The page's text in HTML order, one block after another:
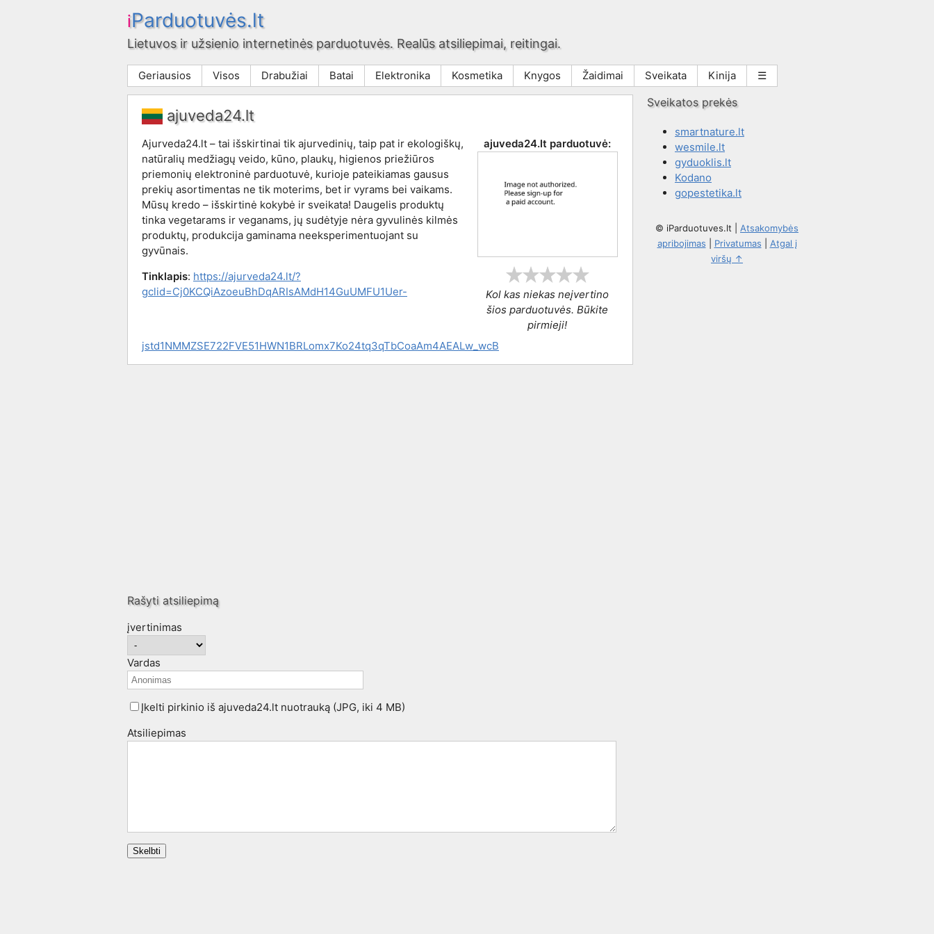
iParduotuvės.lt
Lietuvos ir užsienio internetinės parduotuvės. Realūs atsiliepimai, reitingai.
Geriausios Visos Drabužiai Batai Elektronika Kosmetika Knygos Žaidimai Sveikata Kinija ☰
ajuveda24.lt
ajuveda24.lt parduotuvė:
Kol kas niekas neįvertino
šios parduotuvės. Būkite
pirmieji!
Ajurveda24.lt – tai išskirtinai tik ajurvedinių, taip pat ir ekologiškų,
natūralių medžiagų veido, kūno, plaukų, higienos priežiūros
priemonių elektroninė parduotuvė, kurioje pateikiamas gausus
prekių asortimentas ne tik moterims, bet ir vyrams bei vaikams.
Mūsų kredo – išskirtinė kokybė ir sveikata! Daugelis produktų
tinka vegetarams ir veganams, jų sudėtyje nėra gyvulinės kilmės
produktų, produkcija gaminama neeksperimentuojant su
gyvūnais.
Tinklapis: https://ajurveda24.lt/?
gclid=Cj0KCQiAzoeuBhDqARIsAMdH14GuUMFU1Uer-
jstd1NMMZSE722FVE51HWN1BRLomx7Ko24tq3qTbCoaAm4AEALw_wcB
Rašyti atsiliepimą
įvertinimas
Vardas
Įkelti pirkinio iš ajuveda24.lt nuotrauką (JPG, iki 4 MB)
Atsiliepimas
Sveikatos prekės
smartnature.lt
wesmile.lt
gyduoklis.lt
Kodano
gopestetika.lt
© iParduotuves.lt
Atsakomybės
apribojimas
Privatumas
Atgal į
viršų ↑